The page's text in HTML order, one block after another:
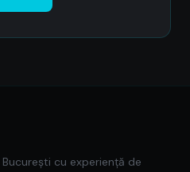
cu experiență de